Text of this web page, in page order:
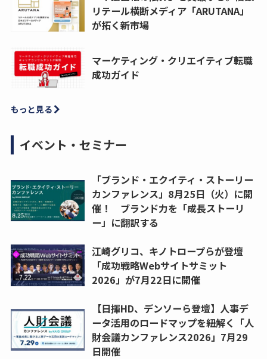
リテール横断メディア「ARUTANA」
が拓く新市場
マーケティング・クリエイティブ転職
成功ガイド
もっと見る
イベント・セミナー
「ブランド・エクイティ・ストーリー
カンファレンス」8月25日（火）に開
催！ ブランド力を「成長ストーリ
ー」に翻訳する
江崎グリコ、キノトロープらが登壇
「成功戦略Webサイトサミット
2026」が7月22日に開催
【日揮HD、デンソーら登壇】人事デ
ータ活用のロードマップを紐解く「人
財会議カンファレンス2026」7月29
日開催